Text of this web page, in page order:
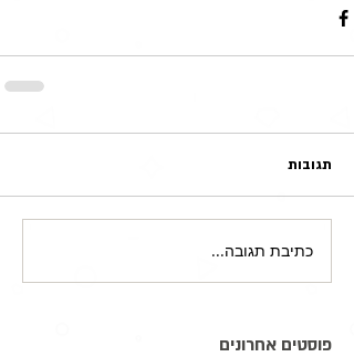
תגובות
כתיבת תגובה...
פוסטים אחרונים